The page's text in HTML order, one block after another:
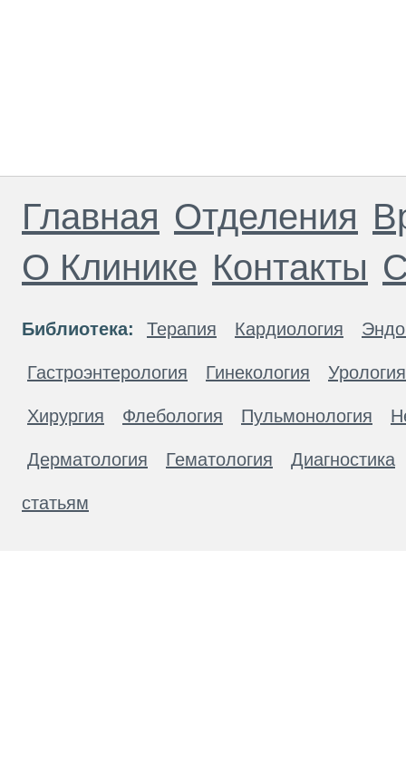
Главная Отделения
О Клинике Контакты
Библиотека: Терапия Кардиология
Гастроэнтерология Гинекология Урология
Хирургия Флебология Пульмонология
Дерматология Гематология Диагностика
статьям